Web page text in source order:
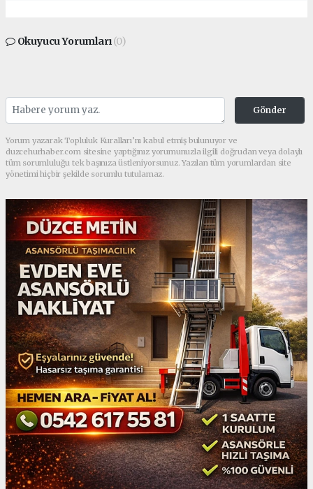
Okuyucu Yorumları(0)
Gönder
Yorum yazarak Topluluk Kuralları’nı kabul etmiş bulunuyor ve
duzcehurhaber.com sitesine yaptığınız yorumunuzla ilgili doğrudan veya dolaylı
tüm sorumluluğu tek başınıza üstleniyorsunuz. Yazılan tüm yorumlardan site
yönetimi hiçbir şekilde sorumlu tutulamaz.